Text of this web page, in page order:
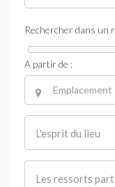
Rechercher dans un
A partir de :
L'esprit du lieu
Les ressorts